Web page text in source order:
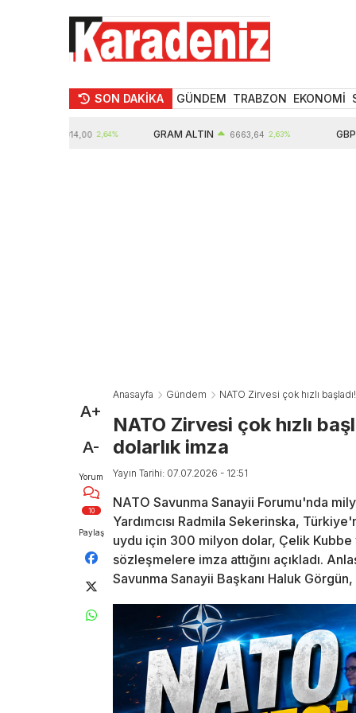
SON DAKİKA GÜNDEM TRABZON EKONOMİ
2,64% GRAM ALTIN 6663,64 2,63%
A+
A-
Yorum
10
Paylaş
Anasayfa Gündem NATO Zirvesi çok hızlı
NATO Zirvesi çok hızlı
dolarlık imza
Yayın Tarihi: 07.07.2026 - 12:51
NATO Savunma Sanayii Forumu'nda
Yardımcısı Radmila Sekerinska,
uydu için 300 milyon dolar, Çelik
sözleşmelere imza attığını açıkladı.
Savunma Sanayii Başkanı Haluk